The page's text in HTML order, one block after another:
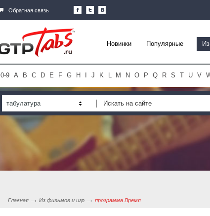
Обратная связь
Новинки Популярные
0-9 A B C D E F G H J K L M N O P Q R S T U V
табулатура
Главная Из фильмов и игр программа Время